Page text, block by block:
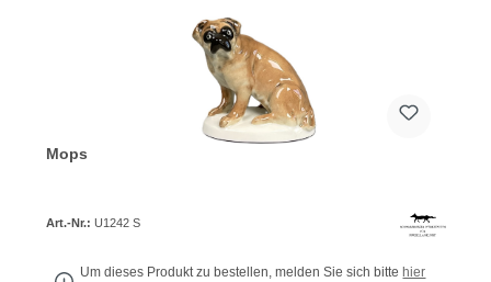
Mops
Art.-Nr.:U1242 S
Um dieses Produkt zu bestellen, melden Sie sich bitte hier